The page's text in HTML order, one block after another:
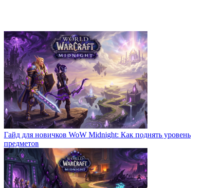
Гайд для новичков WoW Midnight: Как поднять уровень
предметов